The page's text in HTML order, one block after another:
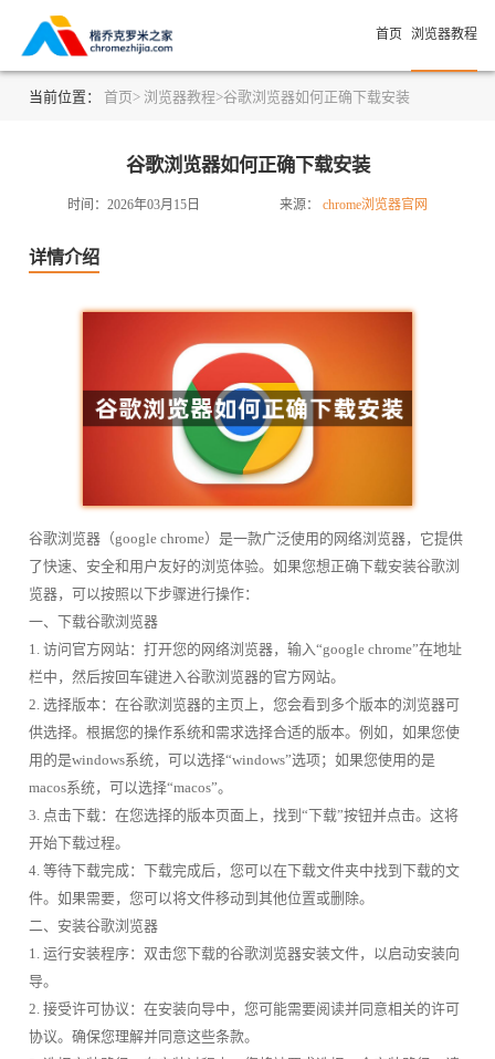
首页 浏览器教程
当前位置： 首页> 浏览器教程>谷歌浏览器如何正确下载安装
谷歌浏览器如何正确下载安装
时间：2026年03月15日 来源： chrome浏览器官网
详情介绍
谷歌浏览器（google chrome）是一款广泛使用的网络浏览器，它提供
了快速、安全和用户友好的浏览体验。如果您想正确下载安装谷歌浏
览器，可以按照以下步骤进行操作：
一、下载谷歌浏览器
1. 访问官方网站：打开您的网络浏览器，输入“google chrome”在地址
栏中，然后按回车键进入谷歌浏览器的官方网站。
2. 选择版本：在谷歌浏览器的主页上，您会看到多个版本的浏览器可
供选择。根据您的操作系统和需求选择合适的版本。例如，如果您使
用的是windows系统，可以选择“windows”选项；如果您使用的是
macos系统，可以选择“macos”。
3. 点击下载：在您选择的版本页面上，找到“下载”按钮并点击。这将
开始下载过程。
4. 等待下载完成：下载完成后，您可以在下载文件夹中找到下载的文
件。如果需要，您可以将文件移动到其他位置或删除。
二、安装谷歌浏览器
1. 运行安装程序：双击您下载的谷歌浏览器安装文件，以启动安装向
导。
2. 接受许可协议：在安装向导中，您可能需要阅读并同意相关的许可
协议。确保您理解并同意这些条款。